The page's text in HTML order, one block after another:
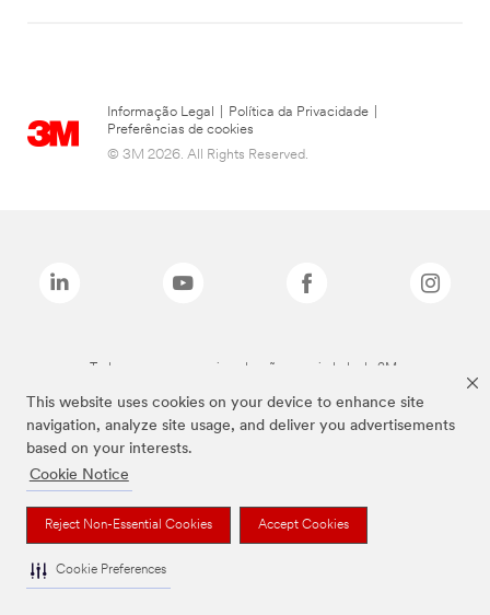
This website uses cookies on your device to enhance site
navigation, analyze site usage, and deliver you advertisements
based on your interests.
Cookie Notice
Reject Non-Essential Cookies Accept Cookies
Cookie Preferences
Informação Legal Política da Privacidade
Preferências de cookies
© 3M 2026. All Rights Reserved.
Todas as marcas mencionadas são propriedade da 3M.